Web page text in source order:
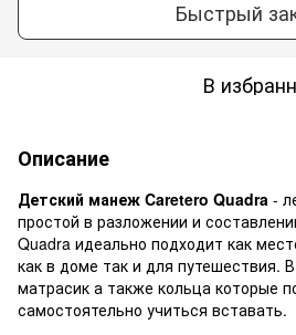
Быстрый
В
Описание
Детский манеж Caretero Quadra -
простой в разложении и
Quadra идеально подходит как
как в доме так и для путешествия.
матрасик а также кольца которые
самостоятельно учиться вставать.